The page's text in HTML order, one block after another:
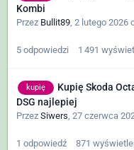
Kombi
Przez Bullit89 2 lutego 2026
5 odpowiedzi 1 491
kupię
Kupię Skoda
DSG najlepiej
Przez Siwers, 27 czerwca
1 odpowiedź 871